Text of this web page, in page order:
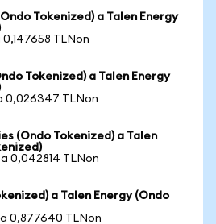
Tokenized) a Talen Energy
0,147658 TLNon
Tokenized) a Talen Energy
0,026347 TLNon
(Ondo Tokenized) a Talen
0,042814 TLNon
a Talen Energy (Ondo
a 0,877640 TLNon